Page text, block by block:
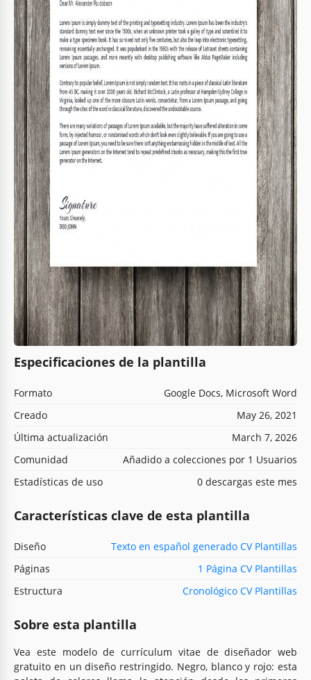
Especificaciones de la plantilla
Formato
Google Docs, Microsoft Word
Creado
May 26, 2021
Última actualización
March 7, 2026
Comunidad
Añadido a colecciones por 1 Usuarios
Estadísticas de uso
0 descargas este mes
Características clave de esta plantilla
Diseño
Texto en español generado CV Plantillas
Páginas
1 Página CV Plantillas
Estructura
Cronológico CV Plantillas
Sobre esta plantilla
Vea este modelo de currículum vitae de diseñador web
gratuito en un diseño restringido. Negro, blanco y rojo: esta